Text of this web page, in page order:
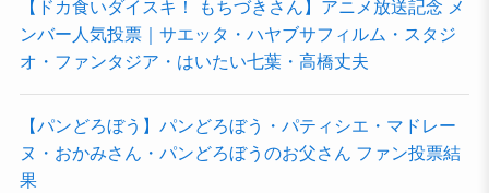
【ドカ食いダイスキ！ もちづきさん】アニメ放送記念 メ
ンバー人気投票｜サエッタ・ハヤブサフィルム・スタジ
オ・ファンタジア・はいたい七葉・高橋丈夫
【パンどろぼう】パンどろぼう・パティシエ・マドレー
ヌ・おかみさん・パンどろぼうのお父さん ファン投票結
果